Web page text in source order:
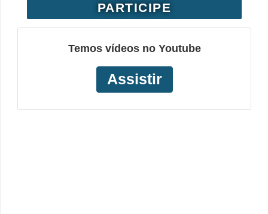
PARTICIPE
Temos vídeos no Youtube
Assistir